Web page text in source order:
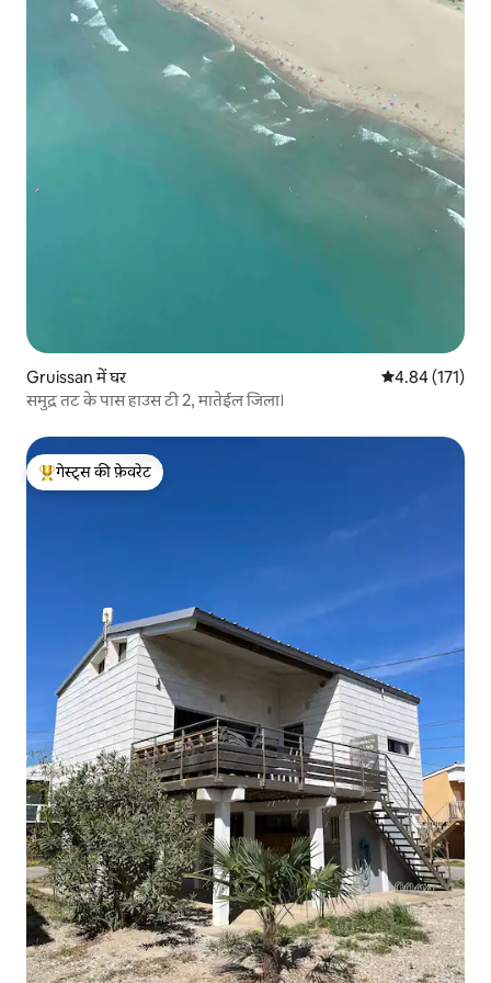
Gruissan में घर औसत रेटिंग 5 में से
4.84 (171)
समुद्र तट के पास हाउस टी 2, मातेईल जिला।
गेस्ट्स का टॉप फ़ेवरेट
गेस्ट्स की फ़ेवरेट